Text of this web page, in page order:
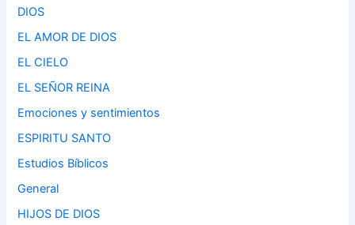
DIOS
EL AMOR DE DIOS
EL CIELO
EL SEÑOR REINA
Emociones y sentimientos
ESPIRITU SANTO
Estudios Bíblicos
General
HIJOS DE DIOS